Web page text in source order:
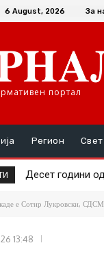
6 August, 2026 За
портал
Регион Свет
Десет години
е Сотир Лукровски,
13:48